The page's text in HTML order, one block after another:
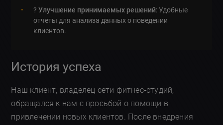
?Улучшение принимаемых решений: Удобные
отчеты для анализа данных о поведении
клиентов.
История успеха
Наш клиент, владелец сети фитнес-студий,
обращался к нам с просьбой о помощи в
привлечении новых клиентов. После внедрения